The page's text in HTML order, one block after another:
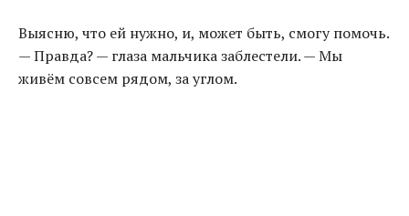
Выясню, что ей нужно, и, может быть, смогу помочь.
— Правда? — глаза мальчика заблестели. — Мы
живём совсем рядом, за углом.